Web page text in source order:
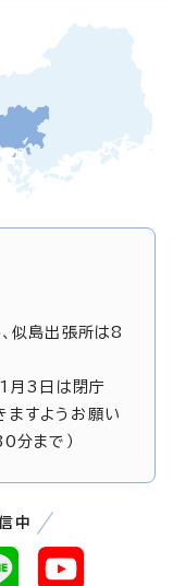
似島出張所は8
月3日は閉庁
ますようお願い
分まで）
中